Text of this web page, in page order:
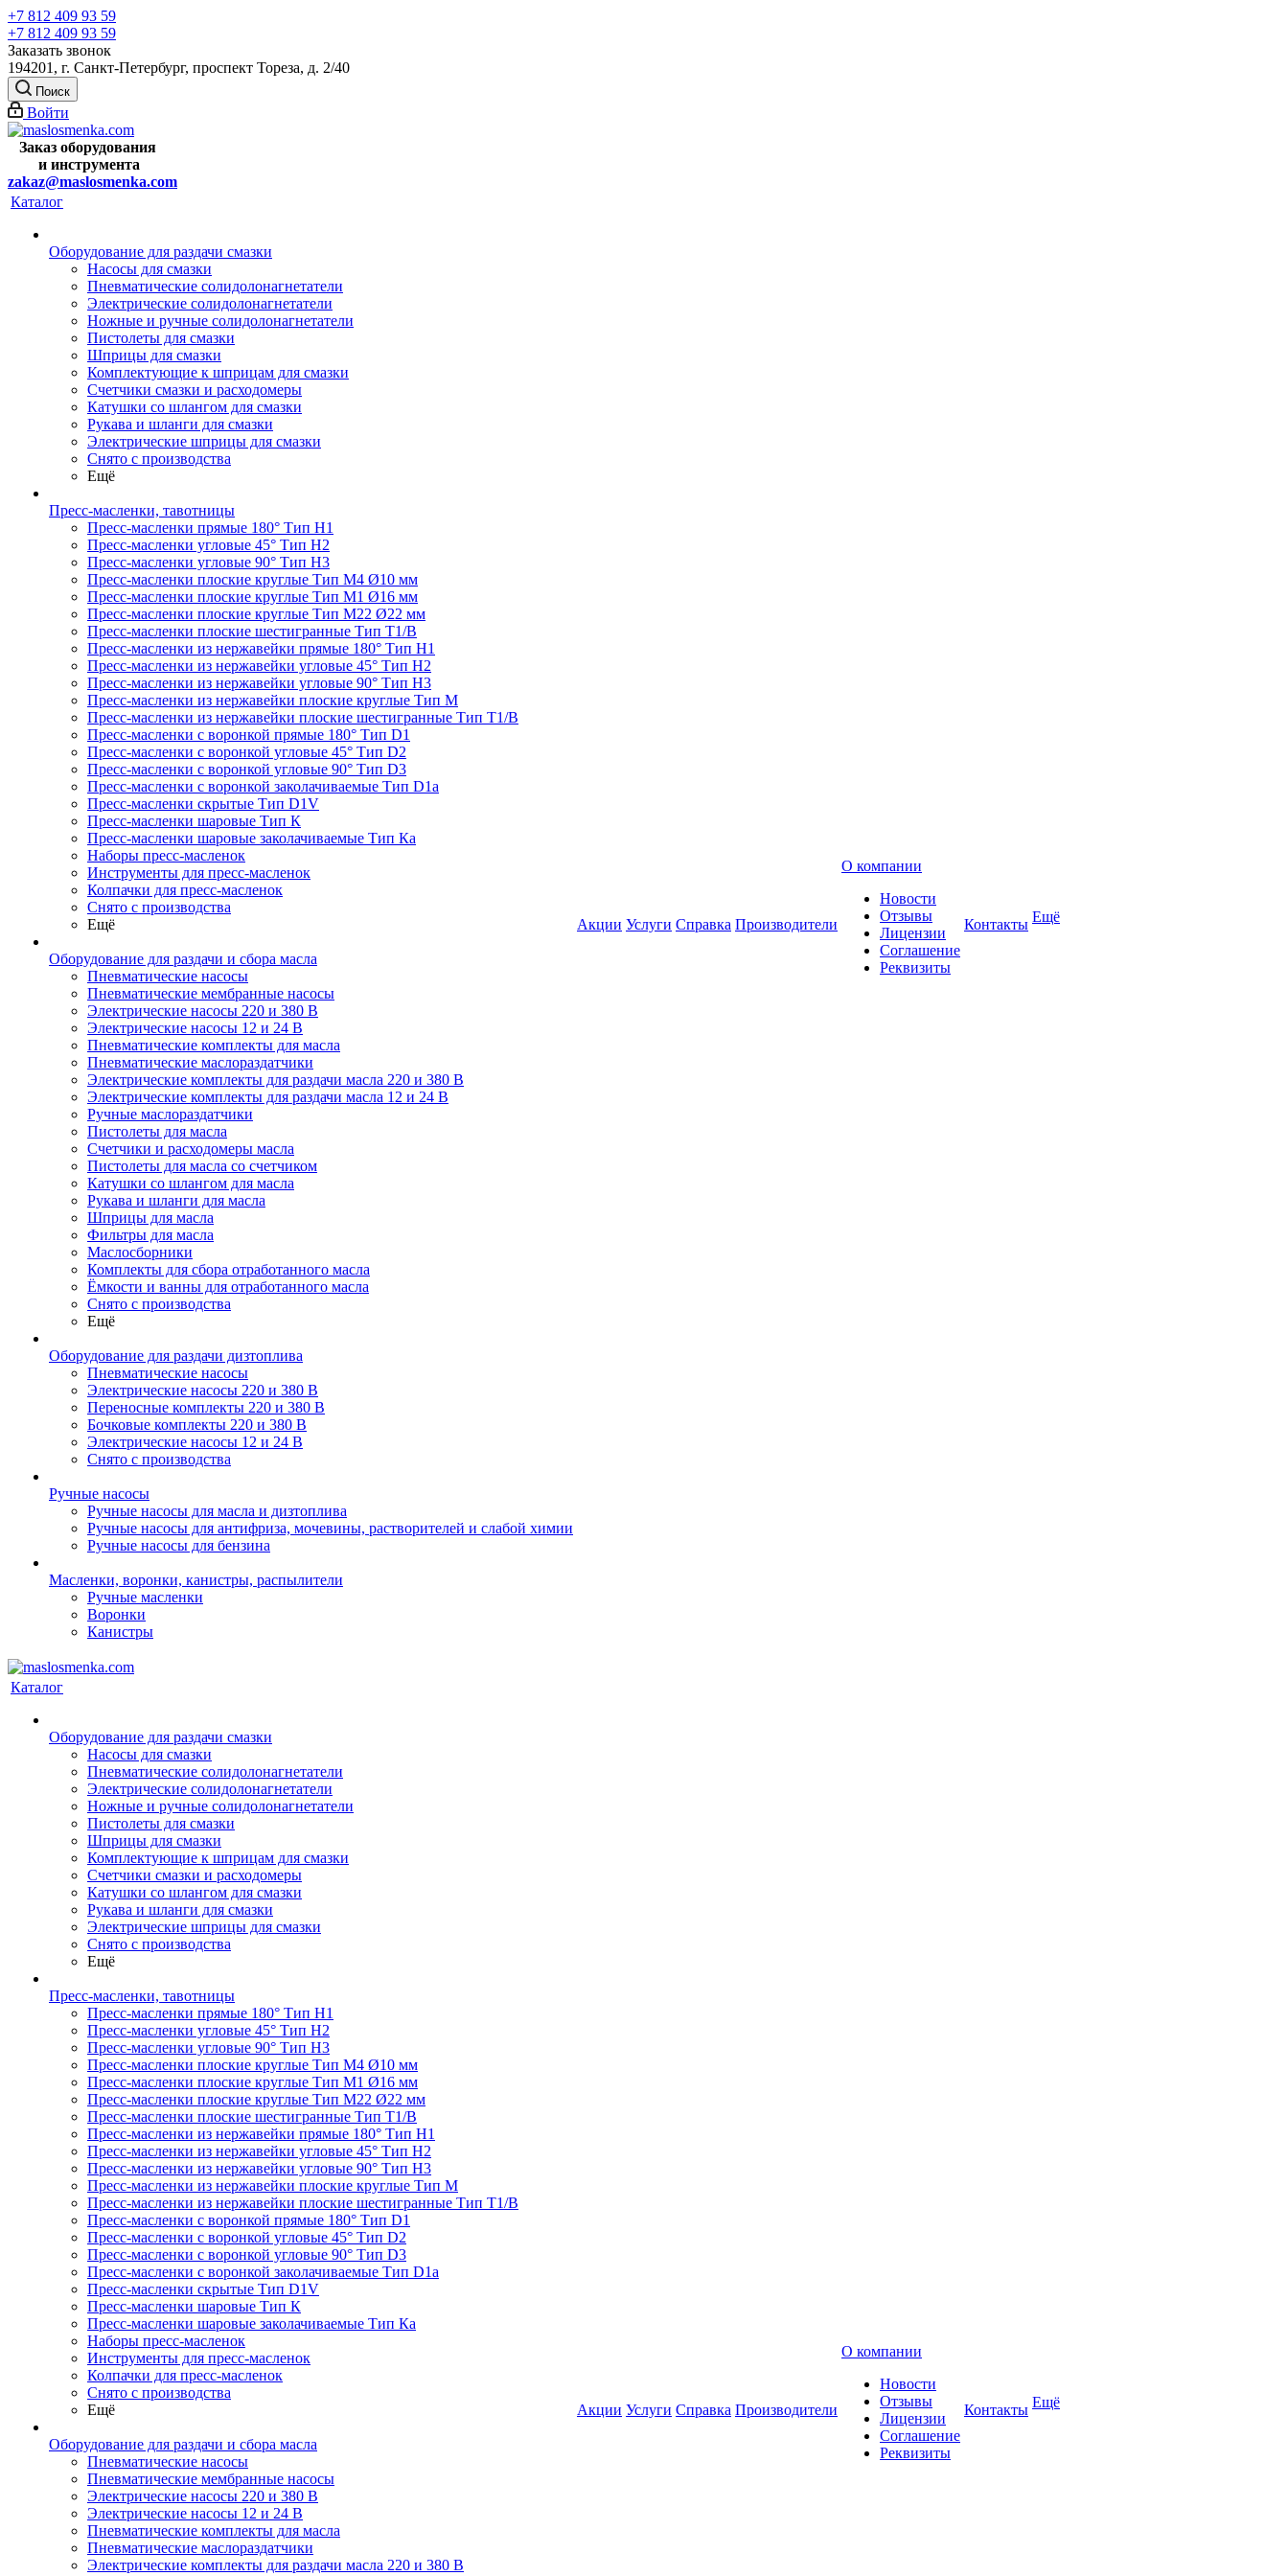
+7 812 409 93 59
+7 812 409 93 59
Заказать звонок
194201, г. Санкт-Петербург, проспект Тореза, д. 2/40
Поиск
Войти
Заказ оборудования
и инструмента
zakaz@maslosmenka.com
Каталог
Оборудование для раздачи смазки
Насосы для смазки
Пневматические солидолонагнетатели
Электрические солидолонагнетатели
Ножные и ручные солидолонагнетатели
Пистолеты для смазки
Шприцы для смазки
Комплектующие к шприцам для смазки
Счетчики смазки и расходомеры
Катушки со шлангом для смазки
Рукава и шланги для смазки
Электрические шприцы для смазки
Снято с производства
Ещё
Пресс-масленки, тавотницы
Пресс-масленки прямые 180° Тип H1
Пресс-масленки угловые 45° Тип H2
Пресс-масленки угловые 90° Тип H3
Пресс-масленки плоские круглые Тип M4 Ø10 мм
Пресс-масленки плоские круглые Тип M1 Ø16 мм
Пресс-масленки плоские круглые Тип M22 Ø22 мм
Пресс-масленки плоские шестигранные Тип T1/B
Пресс-масленки из нержавейки прямые 180° Тип H1
Пресс-масленки из нержавейки угловые 45° Тип H2
Пресс-масленки из нержавейки угловые 90° Тип H3
Пресс-масленки из нержавейки плоские круглые Тип M
Пресс-масленки из нержавейки плоские шестигранные Тип T1/B
Пресс-масленки с воронкой прямые 180° Тип D1
Пресс-масленки с воронкой угловые 45° Тип D2
Пресс-масленки с воронкой угловые 90° Тип D3
Пресс-масленки с воронкой заколачиваемые Тип D1a
Пресс-масленки скрытые Тип D1V
Пресс-масленки шаровые Тип К
Пресс-масленки шаровые заколачиваемые Тип Кa
Наборы пресс-масленок
Инструменты для пресс-масленок
Колпачки для пресс-масленок
Снято с производства
Ещё
Оборудование для раздачи и сбора масла
Пневматические насосы
Пневматические мембранные насосы
Электрические насосы 220 и 380 В
Электрические насосы 12 и 24 В
Пневматические комплекты для масла
Пневматические маслораздатчики
Электрические комплекты для раздачи масла 220 и 380 В
Электрические комплекты для раздачи масла 12 и 24 В
Ручные маслораздатчики
Пистолеты для масла
Счетчики и расходомеры масла
Пистолеты для масла со счетчиком
Катушки со шлангом для масла
Рукава и шланги для масла
Шприцы для масла
Фильтры для масла
Маслосборники
Комплекты для сбора отработанного масла
Ёмкости и ванны для отработанного масла
Снято с производства
Ещё
Оборудование для раздачи дизтоплива
Пневматические насосы
Электрические насосы 220 и 380 В
Переносные комплекты 220 и 380 В
Бочковые комплекты 220 и 380 В
Электрические насосы 12 и 24 В
Снято с производства
Ручные насосы
Ручные насосы для масла и дизтоплива
Ручные насосы для антифриза, мочевины, растворителей и слабой химии
Ручные насосы для бензина
Масленки, воронки, канистры, распылители
Ручные масленки
Воронки
Канистры
Акции Услуги Справка Производители
О компании
Новости
Отзывы
Лицензии
Соглашение
Реквизиты
Контакты Ещё
Каталог
Оборудование для раздачи смазки
Насосы для смазки
Пневматические солидолонагнетатели
Электрические солидолонагнетатели
Ножные и ручные солидолонагнетатели
Пистолеты для смазки
Шприцы для смазки
Комплектующие к шприцам для смазки
Счетчики смазки и расходомеры
Катушки со шлангом для смазки
Рукава и шланги для смазки
Электрические шприцы для смазки
Снято с производства
Ещё
Пресс-масленки, тавотницы
Пресс-масленки прямые 180° Тип H1
Пресс-масленки угловые 45° Тип H2
Пресс-масленки угловые 90° Тип H3
Пресс-масленки плоские круглые Тип M4 Ø10 мм
Пресс-масленки плоские круглые Тип M1 Ø16 мм
Пресс-масленки плоские круглые Тип M22 Ø22 мм
Пресс-масленки плоские шестигранные Тип T1/B
Пресс-масленки из нержавейки прямые 180° Тип H1
Пресс-масленки из нержавейки угловые 45° Тип H2
Пресс-масленки из нержавейки угловые 90° Тип H3
Пресс-масленки из нержавейки плоские круглые Тип M
Пресс-масленки из нержавейки плоские шестигранные Тип T1/B
Пресс-масленки с воронкой прямые 180° Тип D1
Пресс-масленки с воронкой угловые 45° Тип D2
Пресс-масленки с воронкой угловые 90° Тип D3
Пресс-масленки с воронкой заколачиваемые Тип D1a
Пресс-масленки скрытые Тип D1V
Пресс-масленки шаровые Тип К
Пресс-масленки шаровые заколачиваемые Тип Кa
Наборы пресс-масленок
Инструменты для пресс-масленок
Колпачки для пресс-масленок
Снято с производства
Ещё
Оборудование для раздачи и сбора масла
Пневматические насосы
Пневматические мембранные насосы
Электрические насосы 220 и 380 В
Электрические насосы 12 и 24 В
Пневматические комплекты для масла
Пневматические маслораздатчики
Электрические комплекты для раздачи масла 220 и 380 В
Акции Услуги Справка Производители
О компании
Новости
Отзывы
Лицензии
Соглашение
Реквизиты
Контакты Ещё